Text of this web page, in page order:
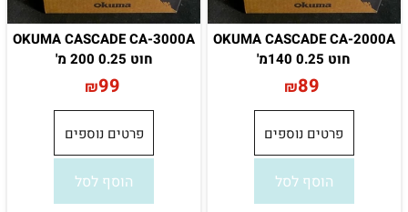
OKUMA CASCADE CA-2000A
חוט 0.25 140מ'
₪89
פרטים נוספים
הוסף לסל
OKUMA CASCADE CA-3000A
חוט 0.25 200 מ'
₪99
פרטים נוספים
הוסף לסל